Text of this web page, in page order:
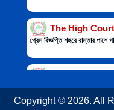
The High
প্রেস বিজ্ঞপ্তি শহরে রাস্তার পাশে
The High
প্রেস বিজ্ঞপ্তি রাঙ্গামাটিতে
The High
Copyright © 2026. All